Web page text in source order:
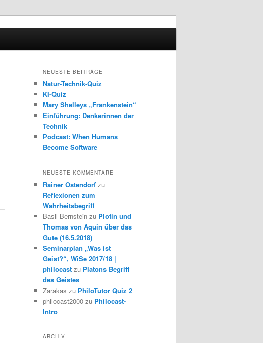
NEUESTE BEITRÄGE
Natur-Technik-Quiz
KI-Quiz
Mary Shelleys „Frankenstein“
Einführung: Denkerinnen der
Technik
Podcast: When Humans
Become Software
NEUESTE KOMMENTARE
Rainer Ostendorf zu
Reflexionen zum
Wahrheitsbegriff
Basil Bernstein zu Plotin und
Thomas von Aquin über das
Gute (16.5.2018)
Seminarplan „Was ist
Geist?“, WiSe 2017/18 |
philocast zu Platons Begriff
des Geistes
Zarakas zu PhiloTutor Quiz 2
philocast2000 zu Philocast-
Intro
ARCHIV